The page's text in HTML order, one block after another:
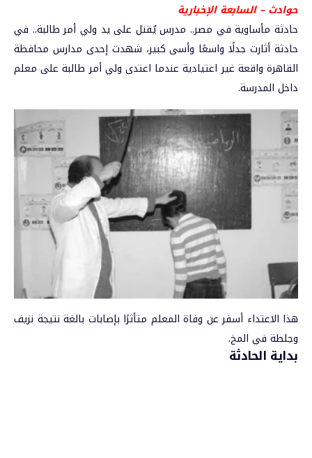
حوادث – السابعة الإخبارية
حادثة مأساوية في مصر.. مدرس يُقتل على يد ولي أمر طالبة.. في
حادثة أثارت جدلًا واسعًا وأسى كبير، شهدت إحدى مدارس محافظة
القاهرة واقعة غير اعتيادية عندما اعتدى ولي أمر طالبة على معلم
داخل المدرسة.
هذا الاعتداء أسفر عن وفاة المعلم متأثرًا بإصابات بالغة نتيجة نزيف
وجلطة في المخ.
بداية الحادثة